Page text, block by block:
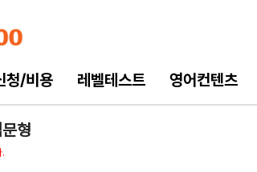
청/비용 레벨테스트 영어컨텐츠
형
.